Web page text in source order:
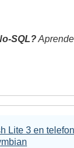
SQL?
Lite 3 en